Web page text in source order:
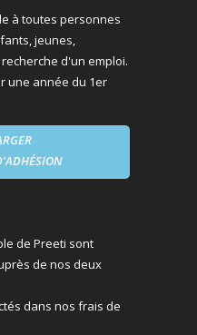
à toutes personnes
jeunes,
d'un emploi.
une année du 1er
de Preeti sont
de nos deux
dans nos frais de